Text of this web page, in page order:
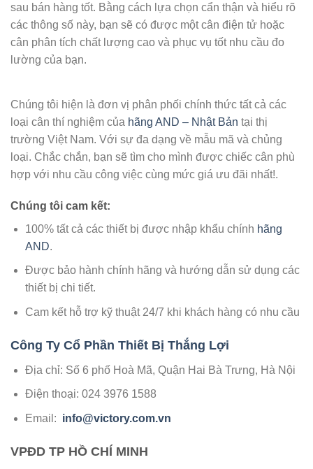
sau bán hàng tốt. Bằng cách lựa chọn cẩn thận và hiểu rõ
các thông số này, bạn sẽ có được một cân điện tử hoặc
cân phân tích chất lượng cao và phục vụ tốt nhu cầu đo
lường của bạn.
Chúng tôi hiện là đơn vị phân phối chính thức tất cả các
loại cân thí nghiệm của hãng AND – Nhật Bản tại thị
trường Việt Nam. Với sự đa dạng về mẫu mã và chủng
loại. Chắc chắn, bạn sẽ tìm cho mình được chiếc cân phù
hợp với nhu cầu công việc cùng mức giá ưu đãi nhất!.
Chúng tôi cam kết:
100% tất cả các thiết bị được nhập khẩu chính hãng
AND.
Được bảo hành chính hãng và hướng dẫn sử dụng các
thiết bị chi tiết.
Cam kết hỗ trợ kỹ thuật 24/7 khi khách hàng có nhu cầu
Công Ty Cổ Phần Thiết Bị Thắng Lợi
Địa chỉ: Số 6 phố Hoà Mã, Quận Hai Bà Trưng, Hà Nội
Điện thoại: 024 3976 1588
Email: info@victory.com.vn
VPĐD TP HỒ CHÍ MINH